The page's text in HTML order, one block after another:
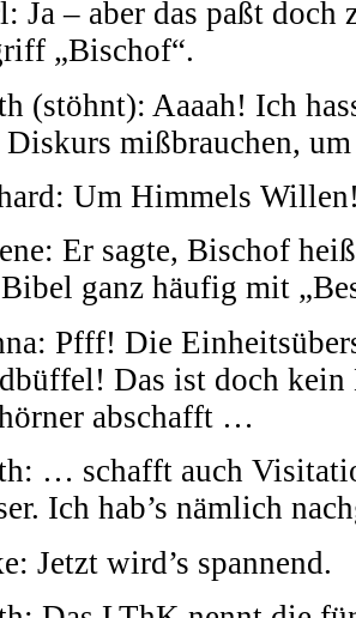
Ja – aber das paßt doch
„Bischof“.
(stöhnt): Aaaah! Ich
Diskurs mißbrauchen,
Um Himmels
Er sagte, Bischof
ganz häufig mit
Pfff! Die
Das ist doch kein
abschafft …
… schafft auch
Ich hab’s nämlich
Jetzt wird’s spannend.